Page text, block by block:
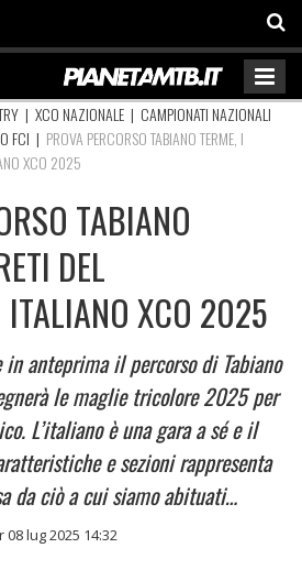
| XCO NAZIONALE | CAMPIONATI NAZIONALI
FCI | PROVA PERCORSO TABIANO TERME, I
XCO 2025
TABIANO
DEL
ITALIANO XCO 2025
anteprima il percorso di Tabiano
le maglie tricolore 2025 per
L’italiano è una gara a sé e il
e sezioni rappresenta
da ciò a cui siamo abituati…
08 lug 2025 14:32